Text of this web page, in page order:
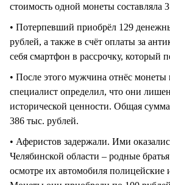
стоимость одной монеты составляла
• Потерпевший приобрёл 129
рублей, а также в счёт оплаты за
себя смартфон в рассрочку, который
• После этого мужчина отнёс монеты
специалист определил, что они
исторической ценности. Общая
386 тыс. рублей.
• Аферистов задержали. Ими
Челябинской области – родные
осмотре их автомобиля полицейские